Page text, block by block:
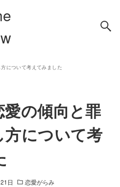
について考えてみました
の傾向と罪
について考
日 恋愛がらみ